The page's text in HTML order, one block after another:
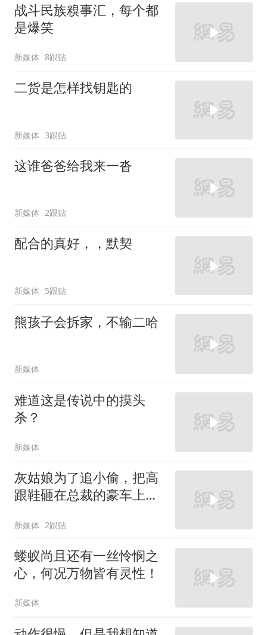
战斗民族糗事汇，每个都
是爆笑
新媒体 8跟贴
二货是怎样找钥匙的
新媒体 3跟贴
这谁爸爸给我来一沓
新媒体 2跟贴
配合的真好，，默契
新媒体 5跟贴
熊孩子会拆家，不输二哈
新媒体
难道这是传说中的摸头
杀？
新媒体
灰姑娘为了追小偷，把高
跟鞋砸在总裁的豪车上，
新媒体 2跟贴
蝼蚁尚且还有一丝怜悯之
心，何况万物皆有灵性！
新媒体